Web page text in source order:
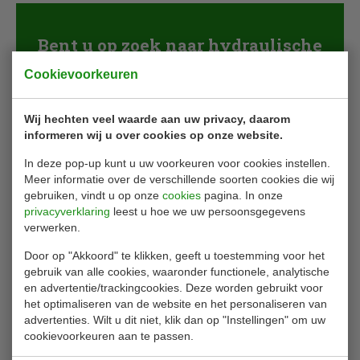
Cookievoorkeuren
Wij hechten veel waarde aan uw privacy, daarom
informeren wij u over cookies op onze website.
In deze pop-up kunt u uw voorkeuren voor cookies instellen.
Meer informatie over de verschillende soorten cookies die wij
gebruiken, vindt u op onze cookies pagina. In onze
privacyverklaring leest u hoe we uw persoonsgegevens
verwerken.
Door op "Akkoord" te klikken, geeft u toestemming voor het
gebruik van alle cookies, waaronder functionele, analytische
en advertentie/trackingcookies. Deze worden gebruikt voor
het optimaliseren van de website en het personaliseren van
advertenties. Wilt u dit niet, klik dan op "Instellingen" om uw
cookievoorkeuren aan te passen.
Bent u op zoek naar hydraulische
Email ons
Investeer in uw veiligheid
De keuze voor topkwaliteit hydraulische remmen is een
investering in veiligheid en excellentie. Neem daaromcontact
met onsop en vraag een offerte aan die volledig is afgestemd
op uw behoeften en specificaties. Onze experts staan klaar om u